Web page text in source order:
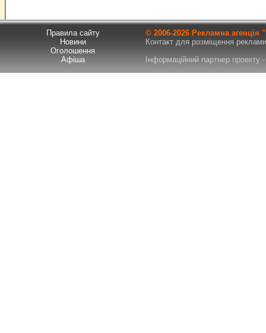
Правила сайту
Новини
Оголошення
Афіша
© 2006-2026 Рекламна
Контакт для розміщення
Інформаційний партнер проекту